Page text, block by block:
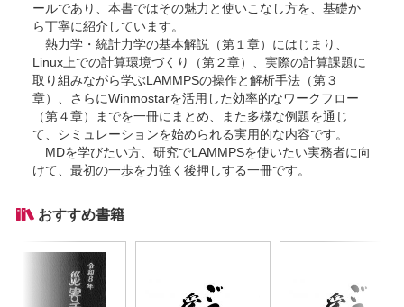
ールであり、本書ではその魅力と使いこなし方を、基礎か
ら丁寧に紹介しています。
熱力学・統計力学の基本解説（第１章）にはじまり、
Linux上での計算環境づくり（第２章）、実際の計算課題に
取り組みながら学ぶLAMMPSの操作と解析手法（第３
章）、さらにWinmostarを活用した効率的なワークフロー
（第４章）までを一冊にまとめ、また多様な例題を通じ
て、シミュレーションを始められる実用的な内容です。
MDを学びたい方、研究でLAMMPSを使いたい実務者に向
けて、最初の一歩を力強く後押しする一冊です。
おすすめ書籍